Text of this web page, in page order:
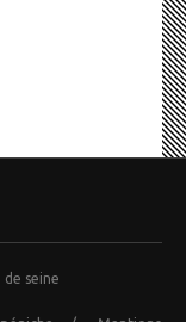
de seine